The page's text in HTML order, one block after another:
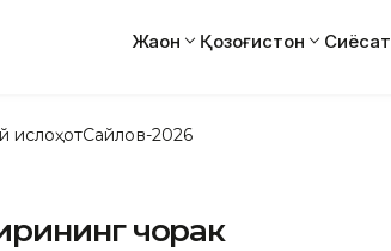
Жаҳон Қозоғистон Сиёсат
ислоҳотСайлов-2026
чорак